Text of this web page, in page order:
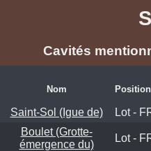
Cavités
Nom Position
Saint-Sol (Igue de) Lot -
Boulet (Grotte-
émergence du)
Lot -